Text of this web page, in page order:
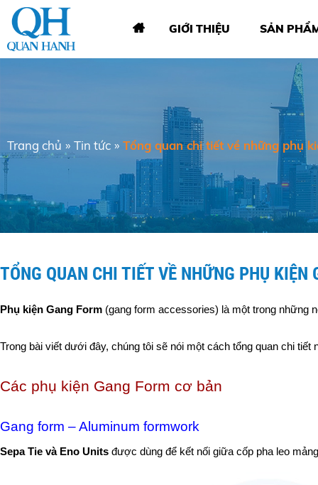
GIỚI THIỆU SẢN
Trang chủ » Tin tức » Tổng quan chi tiết về những phụ
TỔNG QUAN CHI TIẾT VỀ NHỮNG PHỤ KIỆN
Phụ kiện Gang Form (gang form accessories) là một trong những
Trong bài viết dưới đây, chúng tôi sẽ nói một cách tổng quan chi tiết
Các phụ kiện Gang Form cơ bản
Gang form – Aluminum formwork
Sepa Tie và Eno Units được dùng để kết nối giữa cốp pha leo